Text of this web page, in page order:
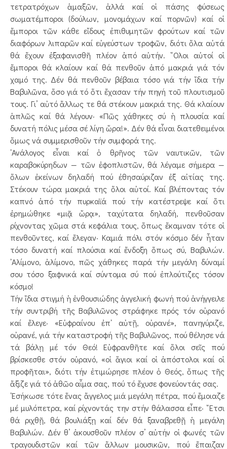
τετρατρόχων ἁμαξῶν, ἀλλά καί οἱ πάσης φύσεως
σωματέμποροι (δούλων, μονομάχων καί πορνῶν) καί οἱ
ἔμποροι τῶν κάθε εἴδους ἐπιθυμητῶν φρούτων καί τῶν
διαφόρων λιπαρῶν καί εὐγεύστων τροφῶν, διότι ὅλα αὐτά
θά ἔχουν ἐξαφανισθῆ πλέον ἀπό αὐτήν. ῞Ολοι αὐτοί οἱ
ἔμποροι θά κλαίουν καί θά πενθοῦν ἀπό μακριά γιά τόν
χαμό της. Δέν θά πενθοῦν βέβαια τόσο γιά τήν ἴδια τήν
Βαβυλῶνα, ὅσο γιά τό ὅτι ἔχασαν τήν πηγή τοῦ πλουτισμοῦ
τους. Γι’ αὐτό ἄλλως τε θά στέκουν μακριά της. Θά κλαίουν
ἁπλῶς καί θά λέγουν· «Πῶς χάθηκες σύ ἡ πλουσία καί
δυνατή πόλις μέσα σέ λίγη ὥρα!». Δέν θά εἶναι διατεθειμένοι
ὅμως νά συμμερισθοῦν τήν συμφορά της.
᾿Ανάλογος εἶναι καί ὁ θρῆνος τῶν ναυτικῶν, τῶν
καραβοκύρηδων — τῶν ἐφοπλιστῶν, θά λέγαμε σήμερα —
ὅλων ἐκείνων δηλαδή πού ἐθησαύριζαν ἐξ αἰτίας της.
Στέκουν τώρα μακριά της ὅλοι αὐτοί. Καί βλέποντας τόν
καπνό ἀπό τήν πυρκαϊά πού τήν κατέστρεψε καί ὅτι
ἐρημώθηκε «μιᾷ ὥρᾳ», ταχύτατα δηλαδή, πενθοῦσαν
ρίχνοντας χῶμα στά κεφάλια τους, ὅπως ἔκαμναν τότε οἱ
πενθοῦντες, καί ἔλεγαν· Καμιά πόλι στόν κόσμο δέν ἦταν
τόσο δυνατή καί πλούσια καί ἔνδοξη ὅπως σύ, Βαβυλών.
᾿Αλίμονο, ἀλίμονο, πῶς χάθηκες παρά τήν μεγάλη δύναμί
σου τόσο ξαφνικά καί σύντομα σύ πού ἐπλούτιζες τόσον
κόσμο!
Τήν ἴδια στιγμή ἡ ἐνθουσιώδης ἀγγελική φωνή πού ἀνήγγειλε
τήν συντριβή τῆς Βαβυλῶνος στράφηκε πρός τόν οὐρανό
καί ἔλεγε· «Εὐφραίνου ἐπ᾿ αὐτῇ, οὐρανέ», πανηγύριζε,
οὐρανέ, γιά τήν καταστροφή τῆς Βαβυλῶνος, πού θέλησε νά
τά βάλῃ μέ τόν Θεό! Εὐφρανθῆτε καί ὅλοι σεῖς πού
βρίσκεσθε στόν οὐρανό, «οἱ ἅγιοι καί οἱ ἀπόστολοι καί οἱ
προφῆται», διότι τήν ἐτιμώρησε πλέον ὁ Θεός, ὅπως τῆς
ἄξιζε γιά τό ἀθῶο αἷμα σας, πού τό ἔχυσε φονεύοντάς σας.
᾿Εσήκωσε τότε ἕνας ἄγγελος μιά μεγάλη πέτρα, πού ἔμοιαζε
μέ μυλόπετρα, καί ρίχνοντάς την στήν θάλασσα εἶπε· ῎Ετσι
θά ριχθῇ, θά βουλιάξῃ καί δέν θά ξαναβρεθῇ ἡ μεγάλη
Βαβυλών. Δέν θ’ ἀκουσθοῦν πλέον σ’ αὐτήν οἱ φωνές τῶν
τραγουδιστῶν καί τῶν ἄλλων μουσικῶν, πού ἔπαιζαν